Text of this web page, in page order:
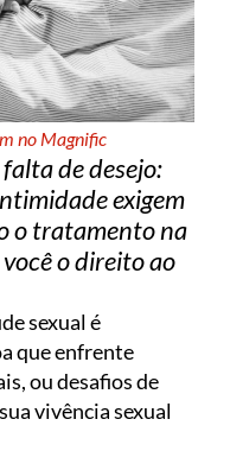
no Magnific
de desejo:
exigem
o tratamento na
o direito ao
sexual é
que enfrente
ou desafios de
vivência sexual